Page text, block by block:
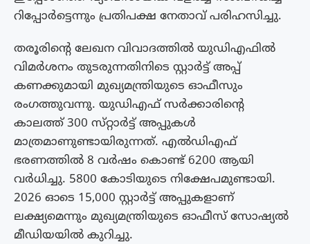
റിപ്പോർട്ടെന്നും പ്രതിപക്ഷ നേതാവ് പരിഹസിച്ചു.
തരൂരിൻ്റെ ലേഖന വിവാദത്തിൽ യുഡിഎഫിൽ
വിമർശനം തുടരുന്നതിനിടെ സ്റ്റാർട്ട് അപ്പ്
കണക്കുമായി മുഖ്യമന്ത്രിയുടെ ഓഫീസും
രംഗത്തുവന്നു. യുഡിഎഫ് സർക്കാരിന്റെ
കാലത്ത് 300 സ്‌റ്റാർട്ട് അപ്പുകൾ
മാത്രമാണുണ്ടായിരുന്നത്. എൽഡിഎഫ്
ഭരണത്തിൽ 8 വർഷം കൊണ്ട് 6200 ആയി
വർധിച്ചു. 5800 കോടിയുടെ നിക്ഷേപമുണ്ടായി.
2026 ഓടെ 15,000 സ്റ്റാർട്ട് അപ്പുകളാണ്
ലക്ഷ്യമെന്നും മുഖ്യമന്ത്രിയുടെ ഓഫീസ് സോഷ്യൽ
മീഡിയയിൽ കുറിച്ചു.